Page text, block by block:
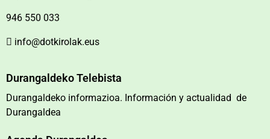
946 550 033
info@dotkirolak.eus
Durangaldeko Telebista
Durangaldeko informazioa. Información y actualidad de
Durangaldea